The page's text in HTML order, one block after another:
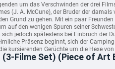
um das Verschwinden der drei
(J. A. McCune), der Bruder der
Grund zu gehen. Mit ein paar
auf den wenigen Spuren seiner
jedoch spätestens bei Einbruch der
Präsenz beginnt, sich der
kursierenden Gerüchte um die Hexe
Filme Set) (Piece of Art